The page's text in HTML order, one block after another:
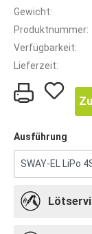
Gewicht:
Produktnummer:
Verfügbarkeit:
Lieferzeit:
Ausführung